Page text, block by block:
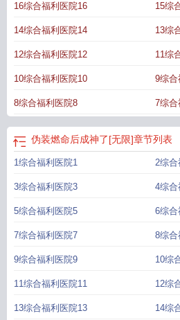
惧……”对手：？你们都在说什么？？？而应观
吐出一口血，以血为阵，漂亮的眼睛一弯，淡
变。而应观洲一边淡定地哇啦哇啦吐血，一边
我信啊！！！*应观洲成为恶毒炮灰是有原因的
谎言骗得团团转，被他玩弄于股掌之间。然
泪：“你为什么宁可牺牲自己，也不愿意依赖我
眼眸深深，“我把我所有的治疗系宝物都给你，
傲天主角更是被刺激得当场黑化，眼神阴鸷：
人，碎尸万段。”应观洲所在的公会里，所有会
了，而自己卷生卷死，得来的积分宝物不要命
之神、被一堆人包围的应观洲头昏脑涨。不是
自己超级大坏蛋，但是被其他人疯狂溺爱的·
微万人迷倾向，大男主（？）爽文，攻暂未
实。人类危在旦夕，急需救世主。好消息是，
息是，救世主根本不在乎人类死活，只一味沉
16综合福利医院16 15综
14综合福利医院14 13综
12综合福利医院12 11综
10综合福利医院10 9综合
8综合福利医院8 7综合
伪装燃命后成神了[无限]章节列表
1综合福利医院1 2综合
3综合福利医院3 4综合
5综合福利医院5 6综合
7综合福利医院7 8综合
9综合福利医院9 10综
11综合福利医院11 12综
13综合福利医院13 14综